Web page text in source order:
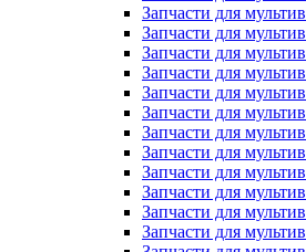
Запчасти для
Запчасти для
Запчасти для
Запчасти для
Запчасти для
Запчасти для
Запчасти для
Запчасти для
Запчасти для
Запчасти для
Запчасти для
Запчасти для